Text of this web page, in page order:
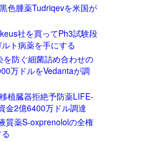
色腫薬Tudriqevを米国が
社を買ってPh3試験段
ト病薬を手にする
を防ぐ細菌詰め合わせの
万ドルをVedantaが調
植臓器拒絶予防薬LIFE-
金2億6400万ドル調達
質薬S-oxprenololの全権